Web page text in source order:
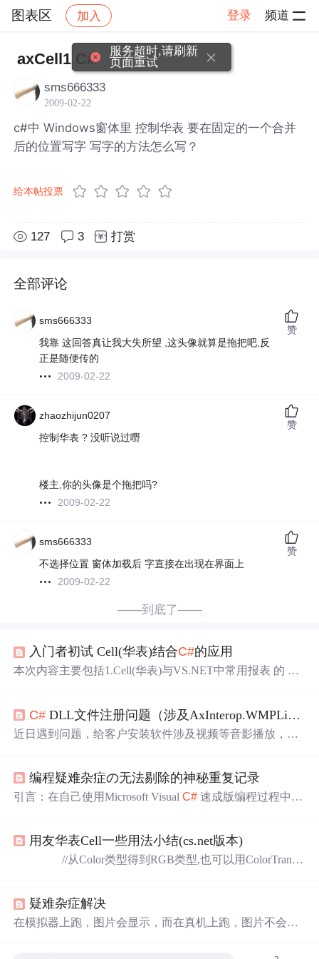
图表区 加入 登录 频道
社区 图表区 帖子详情
axCell1 C#
sms666333
2009-02-22
c#中 Windows窗体里 控制华表 要在固定的一个合并
后的位置写字 写字的方法怎么写？
给本帖投票
127 3 打赏
全部评论
sms666333
我靠 这回答真让我大失所望 ,这头像就算是拖把吧,反
正是随便传的
2009-02-22
赞
zhaozhijun0207
控制华表 ? 没听说过嘢
楼主,你的头像是个拖把吗?
2009-02-22
赞
sms666333
不选择位置 窗体加载后 字直接在出现在界面上
2009-02-22
赞
——到底了——
入门者初试 Cell(华表)结合C#的应用
本次内容主要包括1.Cell(华表)与VS.NET中常用报表 的 对
晶报表及ReportServices等可以在服务器端进行操作的报表
不同，Cell(华表)是需要JavaScript或VBScript在客户端进行
C# DLL文件注册问题（涉及AxInterop.WMPLib.dll等）
近日遇到问题，给客户安装软件涉及视频等音影播放，安
OTREG) 查找原因：Interop.WMPLib.dllAxInterop.WMPLib.
dll 程序内含private AxAPlayer3Li...
编程疑难杂症の无法剔除的神秘重复记录
引言：在自己使用Microsoft VisualC# 速成版编程过程中，
已经Google和百度求助过，但是没有找到满意的答案，当
然不排除自己的搜商还不够，假如哪位朋友能帮找出来，
用友华表Cell一些用法小结(cs.net版本)
//从Color类型得到RGB类型,也可以用ColorTransla
byte ...
疑难杂症解决
在模拟器上跑，图片会显示，而在真机上跑，图片不会显
服务超时,请刷新
页面重试